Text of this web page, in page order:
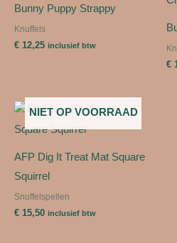
Bunny Puppy Strappy
Knuffels
€ 12,25 inclusief btw
€
NIET OP VOORRAAD
AFP Dig It Treat Mat Square
Squirrel
Snuffelspellen
€ 15,50 inclusief btw